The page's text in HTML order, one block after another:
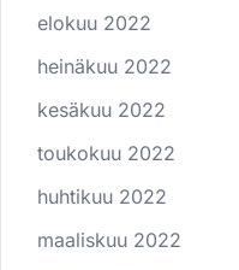
elokuu 2022
heinäkuu 2022
kesäkuu 2022
toukokuu 2022
huhtikuu 2022
maaliskuu 2022